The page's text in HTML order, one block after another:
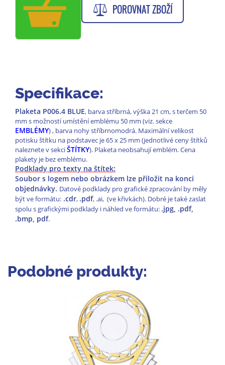
POROVNAT ZBOŽÍ
Specifikace:
Plaketa P006.4 BLUE, barva stříbrná, výška 21 cm, s terčem 50
mm s možností umístění emblému 50 mm (viz. sekce
EMBLÉMY) , barva nohy stříbrnomodrá. Maximální velikost
potisku štítku na podstavec je 65 x 25 mm (jednotlivé ceny štítků
naleznete v sekciŠTÍTKY). Plaketa neobsahují emblém. Cena
plakety je bez emblému.
Podklady pro texty na štítek:
Soubor s logem nebo obrázkem lze přiložit na konci
objednávky. Datové podklady pro grafické zpracování by měly
být ve formátu: .cdr, .pdf, .ai, (ve křivkách). Dobré je také zaslat
spolu s grafickými podklady i náhled ve formátu: .jpg, .pdf,
.bmp, pdf.
Podobné produkty: